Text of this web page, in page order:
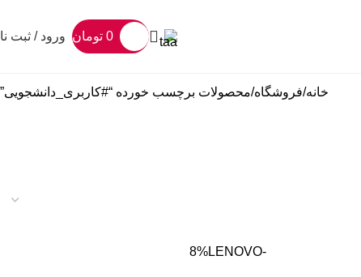
0 تومان ورود / ثبت
خانه فروشگاه محصولات برچسب خورده “#کاربری_دانشجویی”
-8%
LENOVO